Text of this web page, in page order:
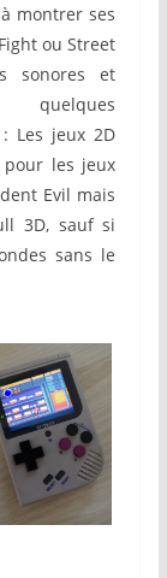
montrer ses
ou Street
sonores et
quelques
Les jeux 2D
les jeux
Evil mais
3D, sauf si
sans le